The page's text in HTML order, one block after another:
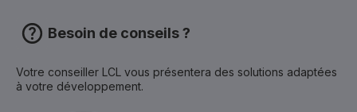
Besoin de conseils ?
Votre conseiller LCL vous présentera des solutions adaptées
à votre développement.